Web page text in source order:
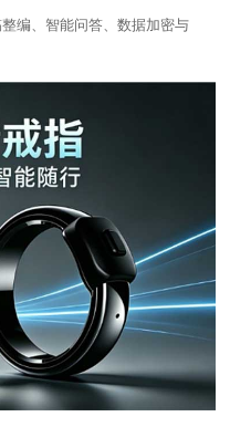
编、智能问答、数据加密与